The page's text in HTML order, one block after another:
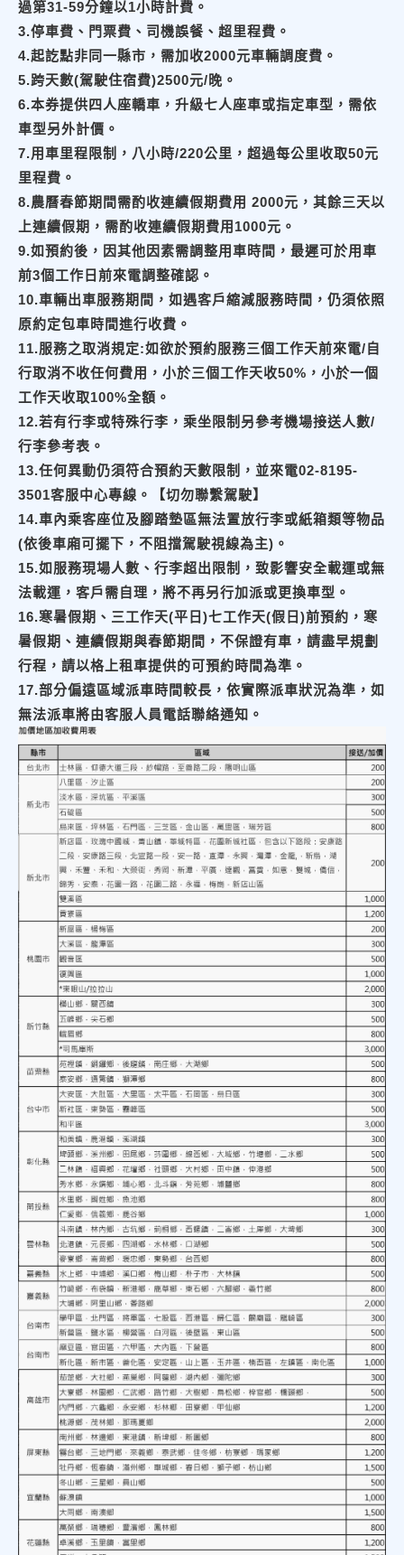
過第31-59分鐘以1小時計費。
3.停車費、門票費、司機誤餐、超里程費。
4.起訖點非同一縣市，需加收2000元車輛調度費。
5.跨天數(駕駛住宿費)2500元/晚。
6.本券提供四人座轎車，升級七人座車或指定車型，需依
車型另外計價。
7.用車里程限制，八小時/220公里，超過每公里收取50元
里程費。
8.農曆春節期間需酌收連續假期費用 2000元，其餘三天以
上連續假期，需酌收連續假期費用1000元。
9.如預約後，因其他因素需調整用車時間，最遲可於用車
前3個工作日前來電調整確認。
10.車輛出車服務期間，如遇客戶縮減服務時間，仍須依照
原約定包車時間進行收費。
11.服務之取消規定:如欲於預約服務三個工作天前來電/自
行取消不收任何費用，小於三個工作天收50%，小於一個
工作天收取100%全額。
12.若有行李或特殊行李，乘坐限制另參考機場接送人數/
行李參考表。
13.任何異動仍須符合預約天數限制，並來電02-8195-
3501客服中心專線。【切勿聯繫駕駛】
14.車內乘客座位及腳踏墊區無法置放行李或紙箱類等物品
(依後車廂可擺下，不阻擋駕駛視線為主)。
15.如服務現場人數、行李超出限制，致影響安全載運或無
法載運，客戶需自理，將不再另行加派或更換車型。
16.寒暑假期、三工作天(平日)七工作天(假日)前預約，寒
暑假期、連續假期與春節期間，不保證有車，請盡早規劃
行程，請以格上租車提供的可預約時間為準。
17.部分偏遠區域派車時間較長，依實際派車狀況為準，如
無法派車將由客服人員電話聯絡通知。